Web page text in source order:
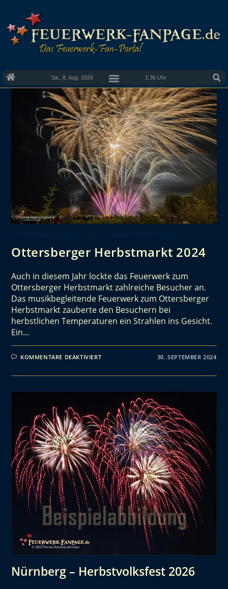
Sa., 8. Aug. 2026 1:36 Uhr
Ottersberger Herbstmarkt 2024
Auch in diesem Jahr lockte das Feuerwerk zum
Ottersberger Herbstmarkt zahlreiche Besucher an.
Das musikbegleitende Feuerwerk zum Ottersberger
Herbstmarkt zauberte den Besuchern bei
herbstlichen Temperaturen ein Strahlen ins Gesicht.
Ein…
KOMMENTARE DEAKTIVIERT 30. SEPTEMBER 2024
Nürnberg – Herbstvolksfest 2026